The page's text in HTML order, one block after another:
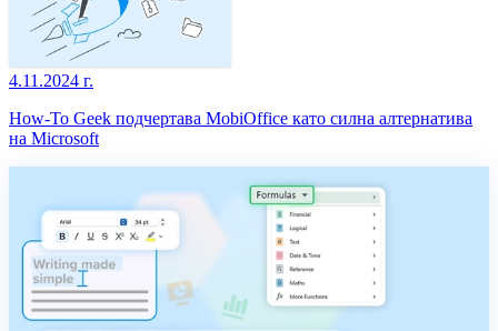
4.11.2024 г.
How-To Geek подчертава MobiOffice като силна алтернатива
на Microsoft